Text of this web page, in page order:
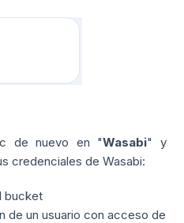
de nuevo en "Wasabi" y
credenciales de Wasabi:
bucket
de un usuario con acceso de